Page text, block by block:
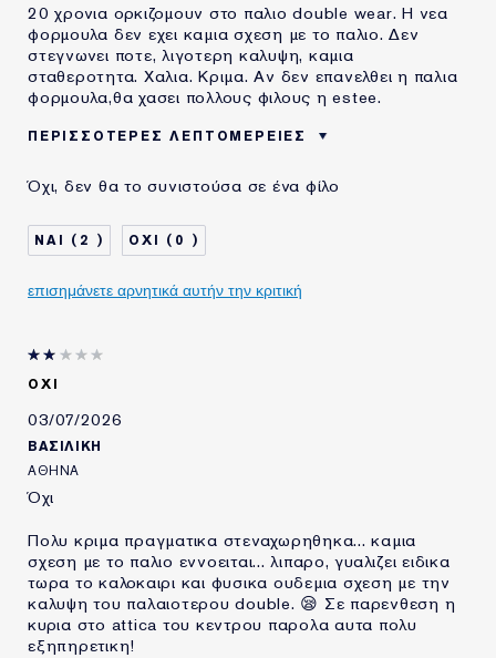
20 χρονια ορκιζομουν στο παλιο double wear. Η νεα
φορμουλα δεν εχει καμια σχεση με το παλιο. Δεν
στεγνωνει ποτε, λιγοτερη καλυψη, καμια
σταθεροτητα. Χαλια. Κριμα. Αν δεν επανελθει η παλια
φορμουλα,θα χασει πολλους φιλους η estee.
ΠΕΡΙΣΣΌΤΕΡΕΣ ΛΕΠΤΟΜΈΡΕΙΕΣ
ΤΥΠΟΣ ΔΕΡΜΑΤΟΣ
ΚΑΝΟΝΙΚΟ/ΜΕΙΚΤΟ
ΑΝΑΓΚΗ ΕΠΙΔΕΡΜΙΔΑΣ
ΠΡΟΪΟΝΤΑ ESTÉE
LAUDER ΓΙΑ
Όχι, δεν θα το συνιστούσα σε ένα φίλο
2 0
επισημάνετε αρνητικά αυτήν την κριτική
ΟΧΙ
03/07/2026
ΒΑΣΙΛΙΚΗ
ΑΘΗΝΑ
Όχι
Πολυ κριμα πραγματικα στεναχωρηθηκα... καμια
σχεση με το παλιο εννοειται... λιπαρο, γυαλιζει ειδικα
τωρα το καλοκαιρι και φυσικα ουδεμια σχεση με την
καλυψη του παλαιοτερου double. 😪 Σε παρενθεση η
κυρια στο attica του κεντρου παρολα αυτα πολυ
εξηπηρετικη!